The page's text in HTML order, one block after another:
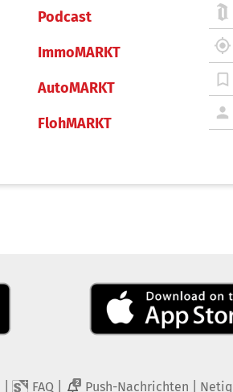
Podcast
ImmoMARKT
AutoMARKT
FlohMARKT
FAQ 2 Push-Nachrichten